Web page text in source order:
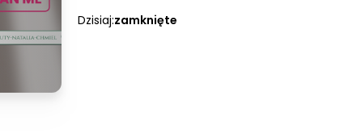
Dzisiaj:zamknięte